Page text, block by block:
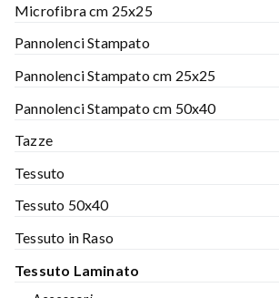
Microfibra cm 25x25
Pannolenci Stampato
Pannolenci Stampato cm 25x25
Pannolenci Stampato cm 50x40
Tazze
Tessuto
Tessuto 50x40
Tessuto in Raso
Tessuto Laminato